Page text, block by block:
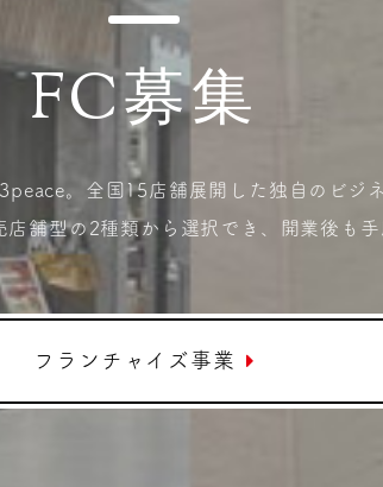
FC募集
。全国15店舗展開した独自のビジ
舗型の2種類から選択でき、開業後も手
フランチャイズ事業